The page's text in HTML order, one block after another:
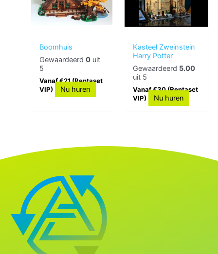
Boomhuis
Gewaardeerd0 uit
5
Vanaf €21 (Rentaset
VIP)
Nu huren
Kasteel Zweinstein
Harry Potter
Gewaardeerd 5.00
uit 5
Vanaf €30 (Rentaset
VIP)
Nu huren